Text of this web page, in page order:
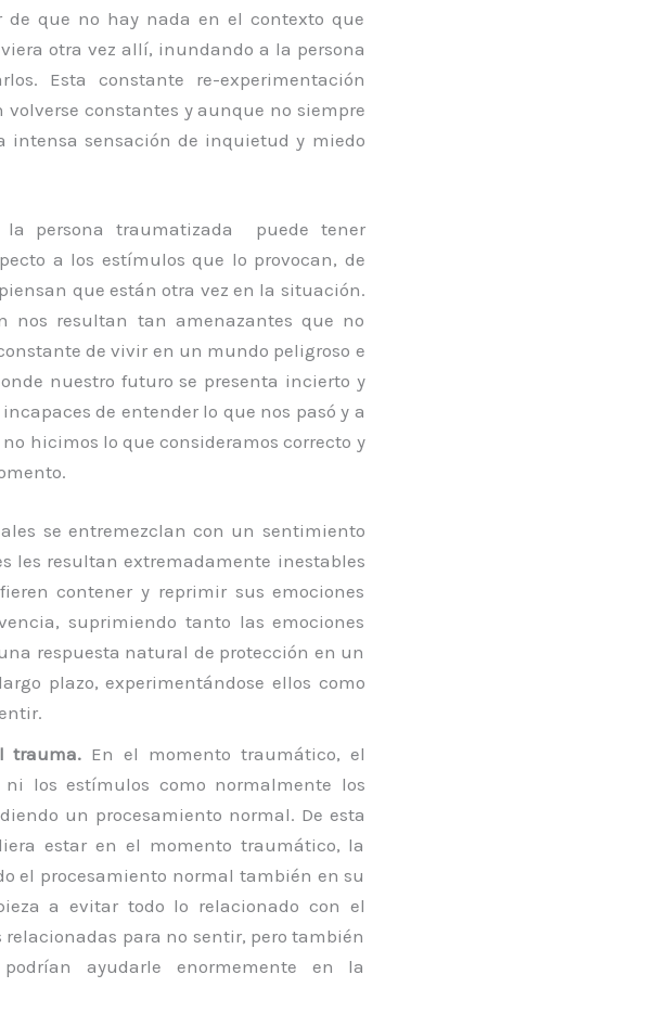
de que no hay nada en el contexto que
otra vez allí, inundando a la persona
Esta constante re-experimentación
constantes y aunque no siempre
intensa sensación de inquietud y miedo
la persona traumatizada puede tener
a los estímulos que lo provocan, de
que están otra vez en la situación.
nos resultan tan amenazantes que no
de vivir en un mundo peligroso e
nuestro futuro se presenta incierto y
de entender lo que nos pasó y a
hicimos lo que consideramos correcto y
se entremezclan con un sentimiento
les resultan extremadamente inestables
contener y reprimir sus emociones
suprimiendo tanto las emociones
respuesta natural de protección en un
plazo, experimentándose ellos como
trauma. En el momento traumático, el
los estímulos como normalmente los
un procesamiento normal. De esta
estar en el momento traumático, la
el procesamiento normal también en su
a evitar todo lo relacionado con el
para no sentir, pero también
ayudarle enormemente en la